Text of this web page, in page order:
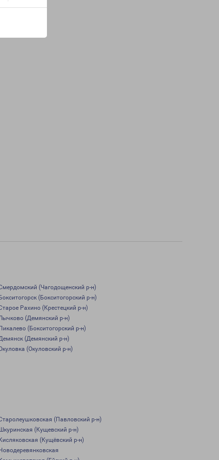
(Чагодощенский р-н)
(Бокситогорский р-н)
Рахино (Крестецкий р-н)
(Демянский р-н)
(Бокситогорский р-н)
(Демянский р-н)
(Окуловский р-н)
(Павловский р-н)
(Кущевский р-н)
(Кущёвский р-н)